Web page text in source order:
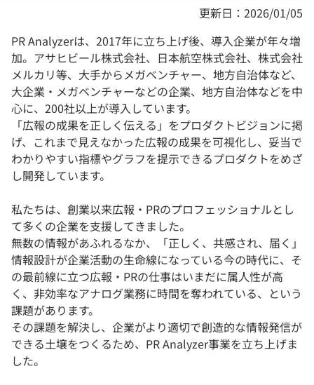
更新日：2026/01/05
PR Analyzerは、2017年に立ち上げ後、導入企業が年々増
加。アサヒビール株式会社、日本航空株式会社、株式会社
メルカリ等、大手からメガベンチャー、地方自治体など、
大企業・メガベンチャーなどの企業、地方自治体などを中
心に、200社以上が導入しています。
「広報の成果を正しく伝える」をプロダクトビジョンに掲
げ、これまで⾒えなかった広報の成果を可視化し、妥当で
わかりやすい指標やグラフを提示できるプロダクトをめざ
し開発しています。
私たちは、創業以来広報・PRのプロフェッショナルとし
て多くの企業を支援してきました。
無数の情報があふれるなか、「正しく、共感され、届く」
情報設計が企業活動の生命線になっている今の時代に、そ
の最前線に立つ広報・PRの仕事はいまだに属人性が高
く、非効率なアナログ業務に時間を奪われている、という
課題があります。
その課題を解決し、企業がより適切で創造的な情報発信が
できる土壌をつくるため、PR Analyzer事業を立ち上げま
した。